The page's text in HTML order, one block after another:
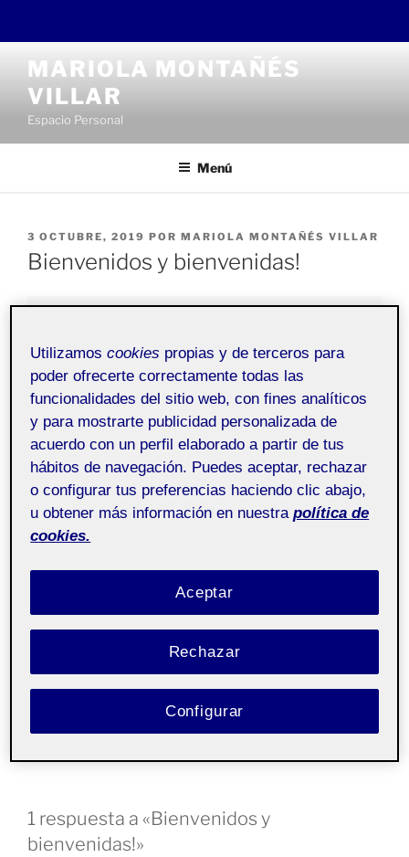
contenido
MARIOLA MONTAÑÉS
VILLAR
Espacio Personal
Menú
PUBLICADO
EL
3 OCTUBRE, 2019 POR MARIOLA MONTAÑÉS VILLAR
Bienvenidos y bienvenidas!
Bienvenidos a miFoliopersonal. Esta entrada se ha
generado automáticamente, y sirve para explicar la
plataforma académica de portafolios.
Folio es una plataforma académica, desarrollada por la
UOC y basada en WordPress para permitir a la
comunidad académica interactuar de forma rica y
abierta. Permite presentar trabajos en el aula, al
Es probable que en este espacio haya contenidos que
no sean visibles si no formas parte de la comunidad
académica hasta que no entres en el
Si se trata de tu espacio personal, puedes
comenzar a editarlo!
1 respuesta a «Bienvenidos y
bienvenidas!»
Utilizamoscookies propias y de terceros para
poder ofrecerte correctamente todas las
funcionalidades del sitio web, con fines analíticos
y para mostrarte publicidad personalizada de
acuerdo con un perfil elaborado a partir de tus
hábitos de navegación. Puedes aceptar, rechazar
o configurar tus preferencias haciendo clic abajo,
u obtener más información en nuestra política de
cookies.
Rechazar
Aceptar
Configurar